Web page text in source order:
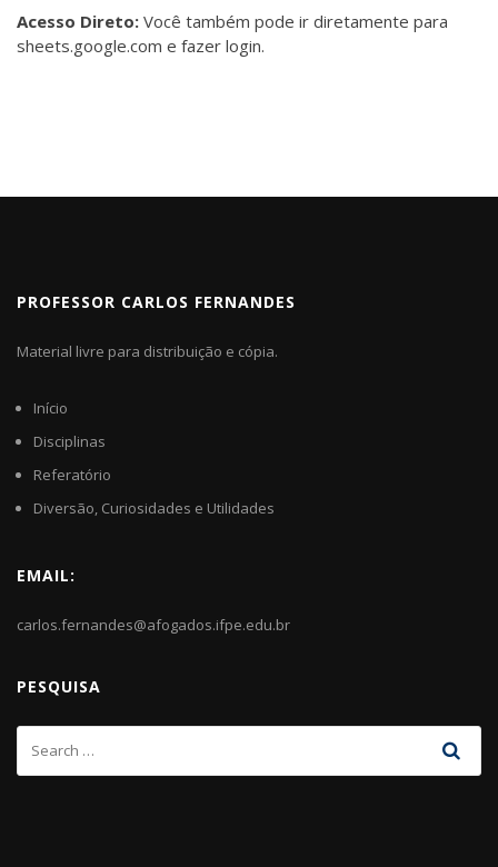
Acesso Direto: Você também pode ir diretamente para
sheets.google.com e fazer login.
PROFESSOR CARLOS FERNANDES
Material livre para distribuição e cópia.
Início
Disciplinas
Referatório
Diversão, Curiosidades e Utilidades
EMAIL:
carlos.fernandes@afogados.ifpe.edu.br
PESQUISA